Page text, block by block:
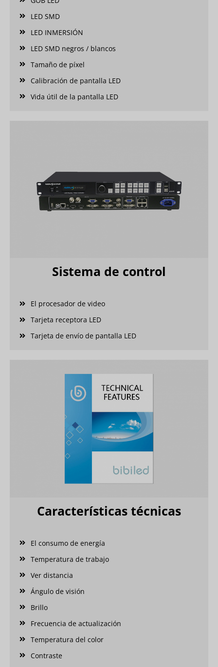
LED SMD
LED INMERSIÓN
LED SMD negros / blancos
Tamaño de píxel
Calibración de pantalla LED
Vida útil de la pantalla LED
Sistema de control
El procesador de video
Tarjeta receptora LED
Tarjeta de envío de pantalla LED
Características técnicas
El consumo de energía
Temperatura de trabajo
Ver distancia
Ángulo de visión
Brillo
Frecuencia de actualización
Temperatura del color
Contraste